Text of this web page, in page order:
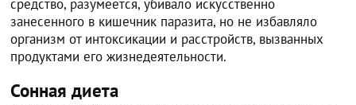
средство, разумеется, убивало искусственно
занесенного в кишечник паразита, но не избавляло
организм от интоксикации и расстройств, вызванных
продуктами его жизнедеятельности.
Сонная диета